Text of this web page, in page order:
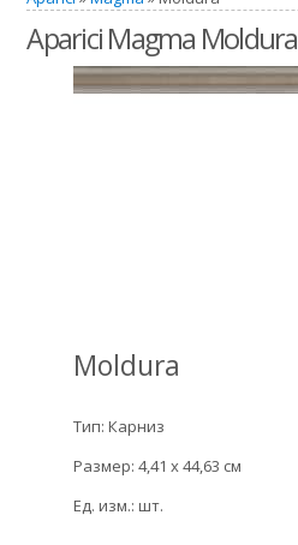
Aparici Magma Moldura
Moldura
Тип: Карниз
Размер: 4,41 x 44,63 см
Ед. изм.: шт.